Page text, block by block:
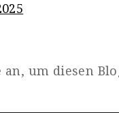
an, um diesen